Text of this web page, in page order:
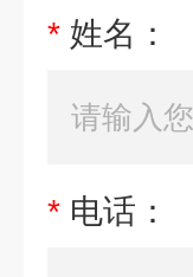
* 姓名：
* 电话：